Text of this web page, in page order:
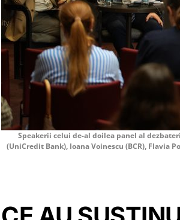
Speakerii celui de-al doilea panel al
(UniCredit Bank), Ioana Voinescu (BCR), Flavia